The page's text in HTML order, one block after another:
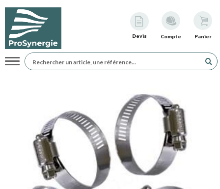
Devis Compte Panier
Navigation